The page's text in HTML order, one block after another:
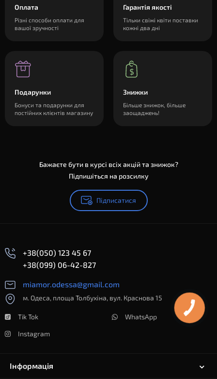
Оплата
Різні способи оплати для
вашої зручності
Гарантія якості
Тільки свіжі квіти поставки
кожні два дні
Подарунки
Бонуси та подарунки для
постійних клієнтів магазину
Знижки
Більше знижок, більше
заощаджень!
Бажаєте бути в курсі всіх акцій та знижок?
Підпишіться на розсилку
Підписатися
+38(050) 123 45 67
+38(099) 06-42-827
miamor.odessa@gmail.com
м. Одеса, площа Толбухіна, вул. Краснова 15
Tik Tok
Instagram
WhatsApp
Інформація